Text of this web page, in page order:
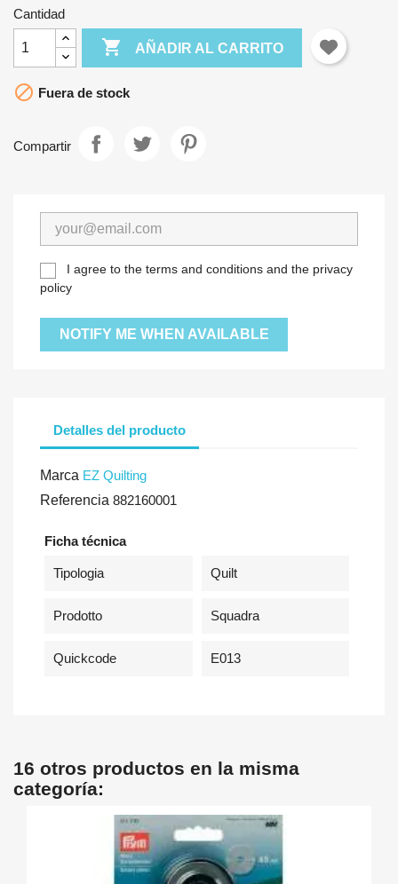
Cantidad
 AÑADIR AL CARRITO
 Fuera de stock
Compartir
I agree to the terms and conditions and the privacy
policy
NOTIFY ME WHEN AVAILABLE
Detalles del producto
Marca EZ Quilting
Referencia 882160001
Ficha técnica
Tipologia Quilt
Prodotto Squadra
Quickcode E013
16 otros productos en la misma
categoría: